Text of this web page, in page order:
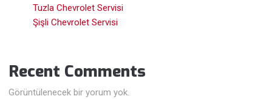
Tuzla Chevrolet Servisi
Şişli Chevrolet Servisi
Recent Comments
Görüntülenecek bir yorum yok.